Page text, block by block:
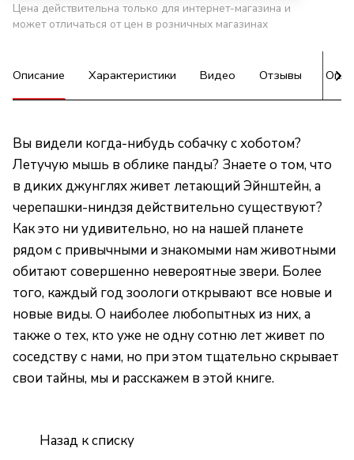
Цена действительна только для интернет-магазина и
может отличаться от цен в розничных магазинах
Описание Характеристики Видео Отзывы
Вы видели когда-нибудь собачку с хоботом?
Летучую мышь в облике панды? Знаете о том, что
в диких джунглях живет летающий Эйнштейн, а
черепашки-ниндзя действительно существуют?
Как это ни удивительно, но на нашей планете
рядом с привычными и знакомыми нам животными
обитают совершенно невероятные звери. Более
того, каждый год зоологи открывают все новые и
новые виды. О наиболее любопытных из них, а
также о тех, кто уже не одну сотню лет живет по
соседству с нами, но при этом тщательно скрывает
свои тайны, мы и расскажем в этой книге.
Назад к списку